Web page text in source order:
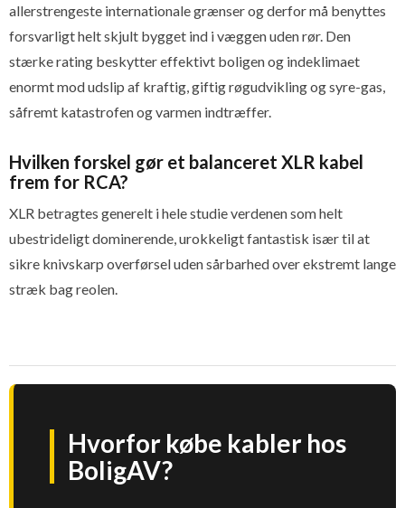
allerstrengeste internationale grænser og derfor må benyttes
forsvarligt helt skjult bygget ind i væggen uden rør. Den
stærke rating beskytter effektivt boligen og indeklimaet
enormt mod udslip af kraftig, giftig røgudvikling og syre-gas,
såfremt katastrofen og varmen indtræffer.
Hvilken forskel gør et balanceret XLR kabel
frem for RCA?
XLR betragtes generelt i hele studie verdenen som helt
ubestrideligt dominerende, urokkeligt fantastisk især til at
sikre knivskarp overførsel uden sårbarhed over ekstremt lange
stræk bag reolen.
Hvorfor købe kabler hos
BoligAV?